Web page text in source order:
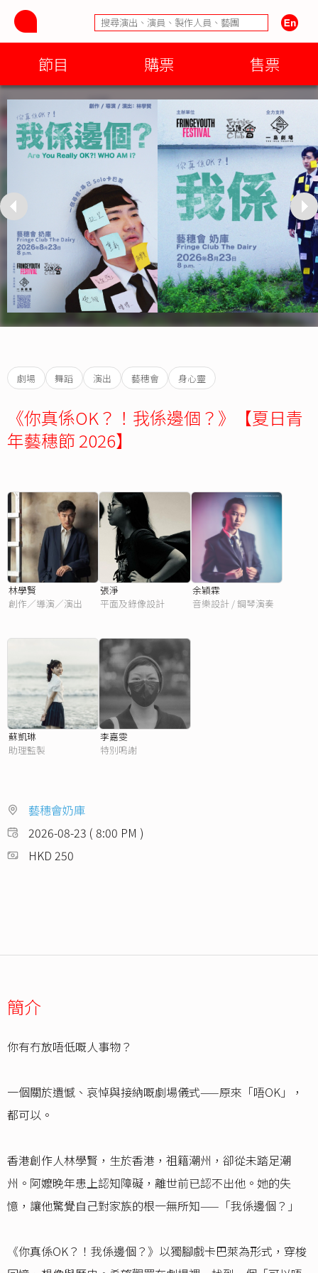
節目 購票 售票
劇場 舞蹈 演出 藝穗會 身心靈
《你真係OK？！我係邊個？》【夏日青
年藝穗節 2026】
林學賢
創作／導演／演出
張淨
平面及錄像設計
余穎霖
音樂設計 / 鋼琴演奏
蘇凱琳
助理監製
李嘉雯
特別嗚謝
藝穗會奶庫
2026-08-23 ( 8:00 PM )
HKD 250
簡介
你有冇放唔低嘅人事物？
一個關於遺憾、哀悼與接納嘅劇場儀式——原來「唔OK」，
都可以。
香港創作人林學賢，生於香港，祖籍潮州，卻從未踏足潮
州。阿嬤晚年患上認知障礙，離世前已認不出他。她的失
憶，讓他驚覺自己對家族的根一無所知——「我係邊個？」
《你真係OK？！我係邊個？》以獨腳戲卡巴萊為形式，穿梭